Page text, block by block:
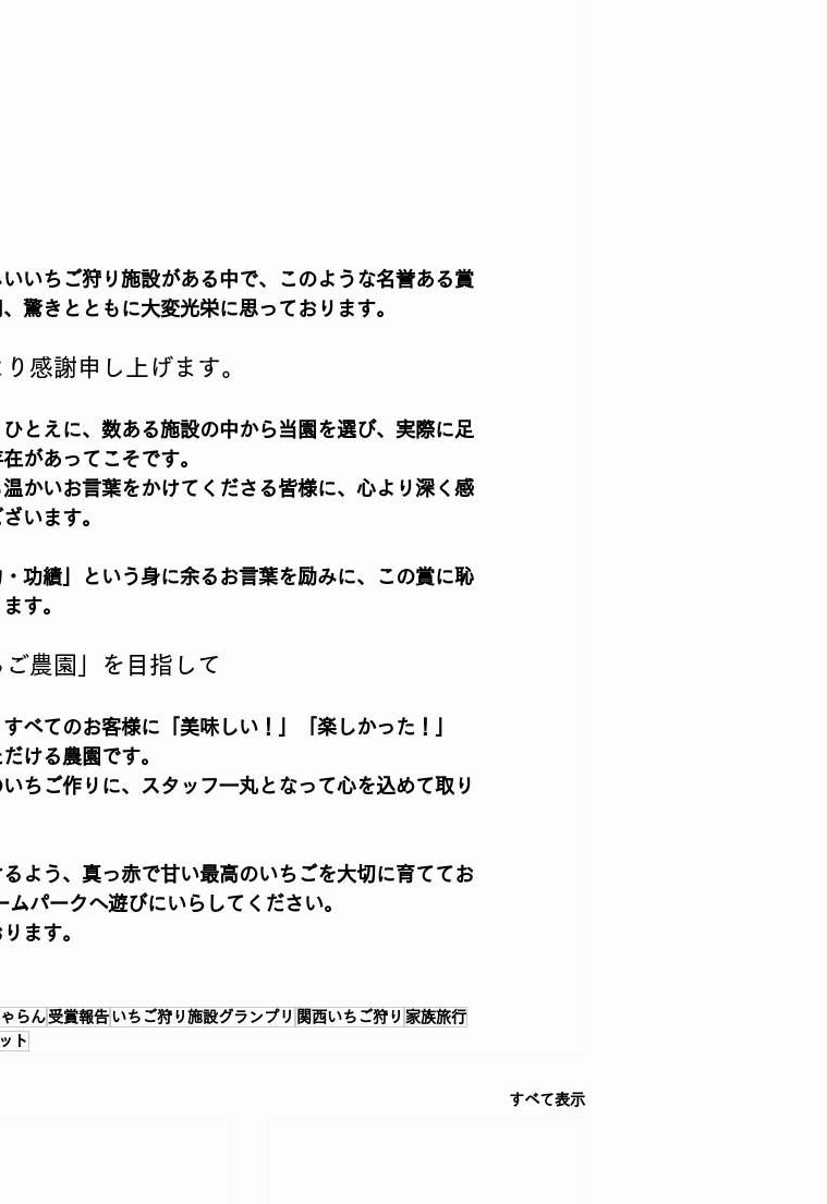
いちご狩り施設がある中で、このような名誉ある賞
驚きとともに大変光栄に思っております。
感謝申し上げます。
とえに、数ある施設の中から当園を選び、実際に足
があってこそです。
かいお言葉をかけてくださる皆様に、心より深く感
います。
功績」という身に余るお言葉を励みに、この賞に恥
す。
農園」を目指して
べてのお客様に「美味しい！」「楽しかった！」
ける農園です。
ちご作りに、スタッフ一丸となって心を込めて取り
よう、真っ赤で甘い最高のいちごを大切に育ててお
パークへ遊びにいらしてください。
ます。
ゃらん 受賞報告 いちご狩り施設グランプリ 関西いちご狩り 家族旅行
ト
すべて表示